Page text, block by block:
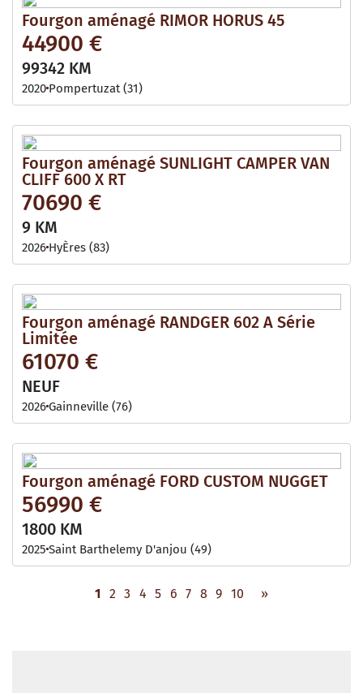
Fourgon aménagé RIMOR HORUS 45
44900 €
99342 KM
2020 Pompertuzat (31)
Fourgon aménagé SUNLIGHT CAMPER VAN
CLIFF 600 X RT
70690 €
9 KM
2026 HyÈres (83)
Fourgon aménagé RANDGER 602 A Série
Limitée
61070 €
NEUF
2026Gainneville (76)
Fourgon aménagé FORD CUSTOM NUGGET
56990 €
1800 KM
2025 Saint Barthelemy D'anjou (49)
1 2 3 4 5 6 7 8 9 10 »